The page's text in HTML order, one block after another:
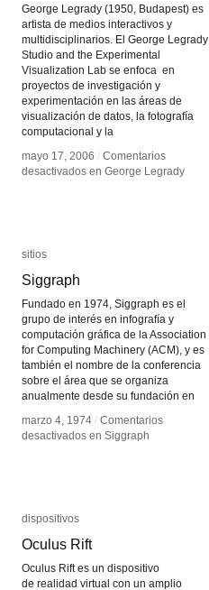
George Legrady (1950, Budapest) es
artista de medios interactivos y
multidisciplinarios. El George Legrady
Studio and the Experimental
Visualization Lab se enfoca en
proyectos de investigación y
experimentación en las áreas de
visualización de datos, la fotografía
computacional y la
mayo 17, 2006 / Comentarios
desactivados en George Legrady
mayo 17, 2006 / Comentarios
desactivados en George Legrady
sitios
Siggraph
Fundado en 1974, Siggraph es el
grupo de interés en infografía y
computación gráfica de la Association
for Computing Machinery (ACM), y es
también el nombre de la conferencia
sobre el área que se organiza
anualmente desde su fundación en
marzo 4, 1974 / Comentarios
desactivados en Siggraph
sitios
Siggraph
marzo 4, 1974 / Comentarios
desactivados en Siggraph
dispositivos
Oculus Rift
Oculus Rift es un dispositivo
de realidad virtual con un amplio
dispositivos
Oculus Rift